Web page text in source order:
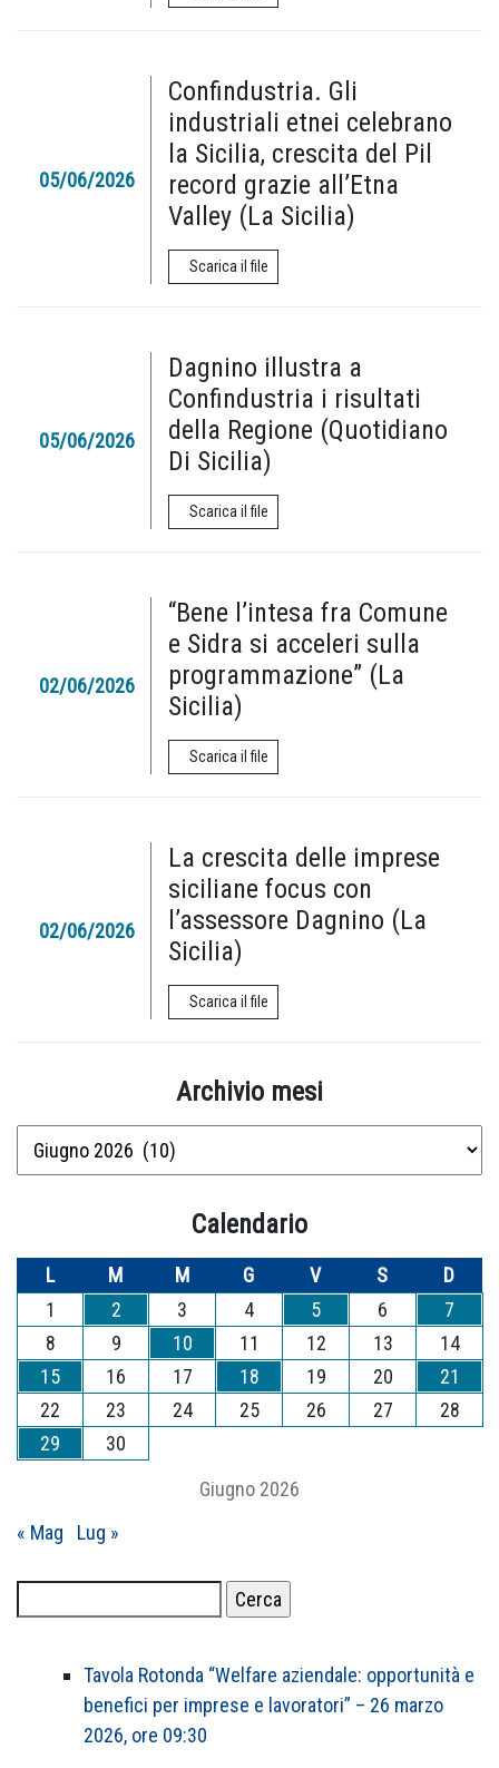
05/06/2026
Confindustria. Gli
industriali etnei celebrano
la Sicilia, crescita del Pil
record grazie all’Etna
Valley (La Sicilia)
Scarica il file
05/06/2026
Dagnino illustra a
Confindustria i risultati
della Regione (Quotidiano
Di Sicilia)
Scarica il file
02/06/2026
“Bene l’intesa fra Comune
e Sidra si acceleri sulla
programmazione” (La
Sicilia)
Scarica il file
02/06/2026
La crescita delle imprese
siciliane focus con
l’assessore Dagnino (La
Sicilia)
Scarica il file
Archivio mesi
Archivio
mesi
Calendario
Giugno 2026
L M M G V S
D
1
2 3 4 5 6
7
8
9 10 11 12 13
14
15
16 17 18 19 20
21
22
23 24 25 26 27
28
29
30
« Mag Lug »
per:
Tavola Rotonda “Welfare aziendale: opportunità e
benefici per imprese e lavoratori” – 26 marzo
2026, ore 09:30